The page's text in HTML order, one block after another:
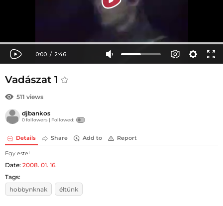
Vadászat 1
511 views
djbankos
0 followers | Followed:
Details Share Add to Report
Egy este!
Date: 2008. 01. 16.
Tags:
hobbynknak
éltünk